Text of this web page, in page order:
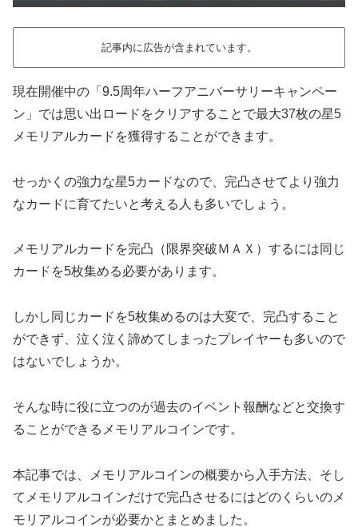
記事内に広告が含まれています。
現在開催中の「9.5周年ハーフアニバーサリーキャンペー
ン」では思い出ロードをクリアすることで最大37枚の星5
メモリアルカードを獲得することができます。
せっかくの強力な星5カードなので、完凸させてより強力
なカードに育てたいと考える人も多いでしょう。
メモリアルカードを完凸（限界突破ＭＡＸ）するには同じ
カードを5枚集める必要があります。
しかし同じカードを5枚集めるのは大変で、完凸すること
ができず、泣く泣く諦めてしまったプレイヤーも多いので
はないでしょうか。
そんな時に役に立つのが過去のイベント報酬などと交換す
ることができるメモリアルコインです。
本記事では、メモリアルコインの概要から入手方法、そし
てメモリアルコインだけで完凸させるにはどのくらいのメ
モリアルコインが必要かとまとめました。